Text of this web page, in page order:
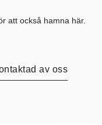
att också hamna här.
av oss